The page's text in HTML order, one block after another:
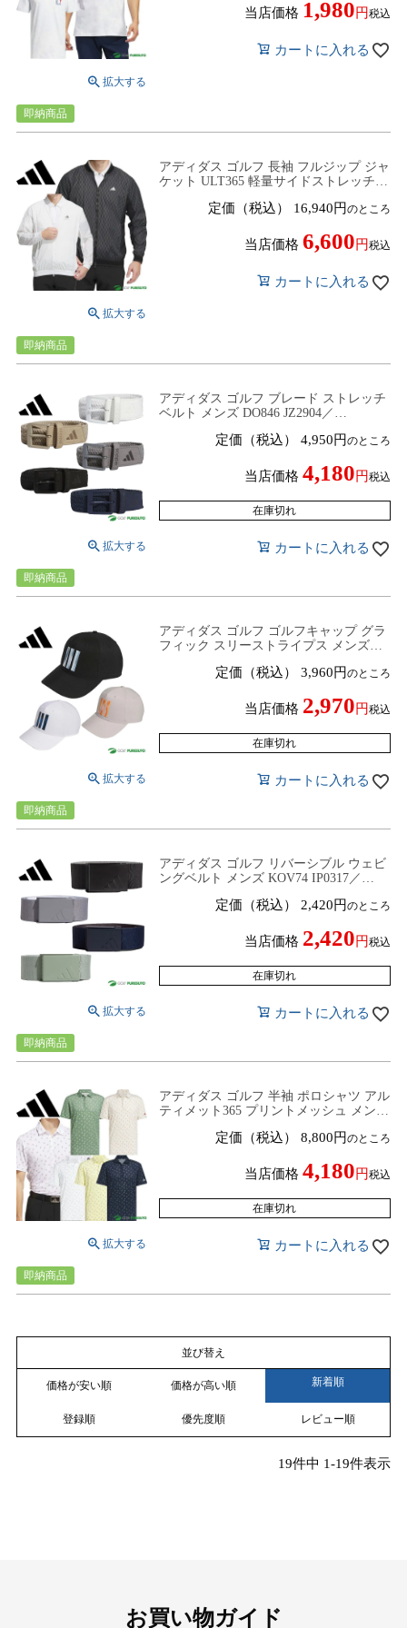
当店価格 1,980 税込
カートに入れる
即納商品
アディダス ゴルフ 長袖 フルジップ ジャ
ケット ULT365 軽量サイドストレッチジ
アウター トップス ブルゾン ゴルフウェ
定価（税込） 16,940 のところ
当店価格 6,600 税込
カートに入れる
即納商品
アディダス ゴルフ ブレード ストレッチ
ベルト メンズ DO846 JZ2904／
ス ゴルフウェア 2024年春夏モデル
定価（税込） 4,950 のところ
当店価格 4,180 税込
在庫切れ
カートに入れる
即納商品
アディダス ゴルフ ゴルフキャップ グラ
フィック スリーストライプス メンズ
ウェア 帽子 ゴルフウェア 2026年春夏モ
定価（税込） 3,960 のところ
当店価格 2,970 税込
在庫切れ
カートに入れる
即納商品
アディダス ゴルフ リバーシブル ウェビ
ングベルト メンズ KOV74 IP0317／
ウェア 2024年春夏モデル adidas golf 春
定価（税込） 2,420 のところ
当店価格 2,420 税込
在庫切れ
カートに入れる
即納商品
アディダス ゴルフ 半袖 ポロシャツ アル
ティメット365 プリントメッシュ メンズ
／JF9002／JF4909 トップス ゴルフウェ
定価（税込） 8,800 のところ
当店価格 4,180 税込
在庫切れ
カートに入れる
即納商品
並び替え
価格が安い順 価格が高い順 新着順
登録順 優先度順 レビュー順
19件中 1-19件表示
お買い物ガイド